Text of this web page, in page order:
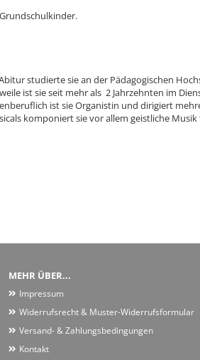
studierte sie an der Pädagogischen
ist sie seit mehr als 2 Jahrzehnten im
ist sie Organistin und dirigiert
komponiert sie vor allem geistliche
MEHR ÜBER...
Impressum
Widerrufsrecht & Muster-Widerrufsformular
Versand- & Zahlungsbedingungen
Kontakt